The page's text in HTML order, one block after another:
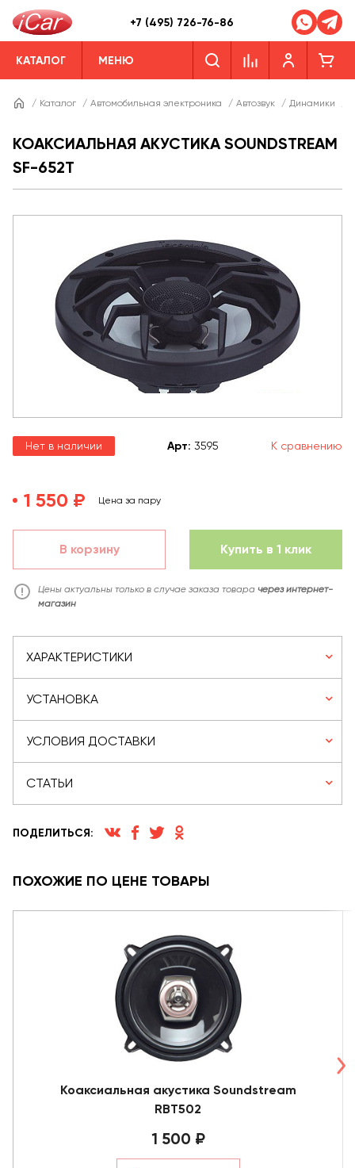
+7 (495) 726-76-86
КАТАЛОГ МЕНЮ
/ Каталог / Автомобильная электроника / Автозвук / Динамики
КОАКСИАЛЬНАЯ АКУСТИКА SOUNDSTREAM
SF-652T
Нет в наличии Арт: 3595 К сравнению
1 550 ₽ Цена за пару
В корзину Купить в 1 клик
Цены актуальны только в случае заказа товара через интернет-
магазин
ХАРАКТЕРИСТИКИ
УСТАНОВКА
УСЛОВИЯ ДОСТАВКИ
СТАТЬИ
ПОДЕЛИТЬСЯ:
ПОХОЖИЕ ПО ЦЕНЕ ТОВАРЫ
Коаксиальная акустика Soundstream
RBT502
1 500 ₽